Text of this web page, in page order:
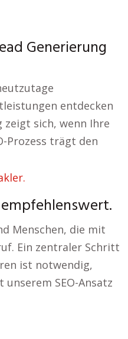
Generierung
entdecken
sich, wenn Ihre
Prozess trägt den
Menschen, die mit
Ein zentraler Schritt
ist notwendig,
SEO-Ansatz